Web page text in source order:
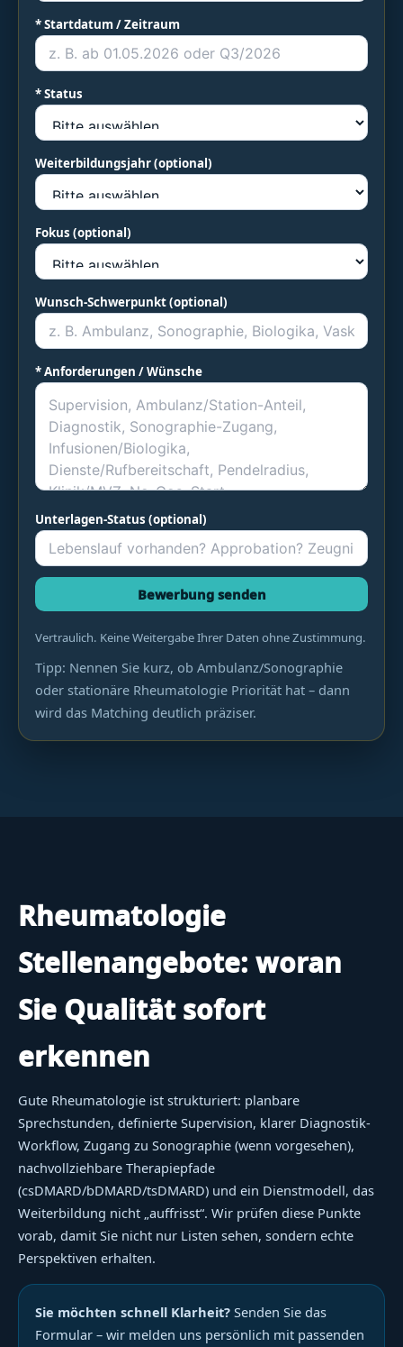
* Startdatum / Zeitraum
* Status
Weiterbildungsjahr (optional)
Fokus (optional)
Wunsch-Schwerpunkt (optional)
* Anforderungen / Wünsche
Unterlagen-Status (optional)
Bewerbung senden
Vertraulich. Keine Weitergabe Ihrer Daten ohne Zustimmung.
Tipp: Nennen Sie kurz, ob Ambulanz/Sonographie
oder stationäre Rheumatologie Priorität hat – dann
wird das Matching deutlich präziser.
Rheumatologie
Stellenangebote: woran
Sie Qualität sofort
erkennen
Gute Rheumatologie ist strukturiert: planbare
Sprechstunden, definierte Supervision, klarer Diagnostik-
Workflow, Zugang zu Sonographie (wenn vorgesehen),
nachvollziehbare Therapiepfade
(csDMARD/bDMARD/tsDMARD) und ein Dienstmodell, das
Weiterbildung nicht „auffrisst“. Wir prüfen diese Punkte
vorab, damit Sie nicht nur Listen sehen, sondern echte
Perspektiven erhalten.
Sie möchten schnell Klarheit? Senden Sie das
Formular – wir melden uns persönlich mit passenden